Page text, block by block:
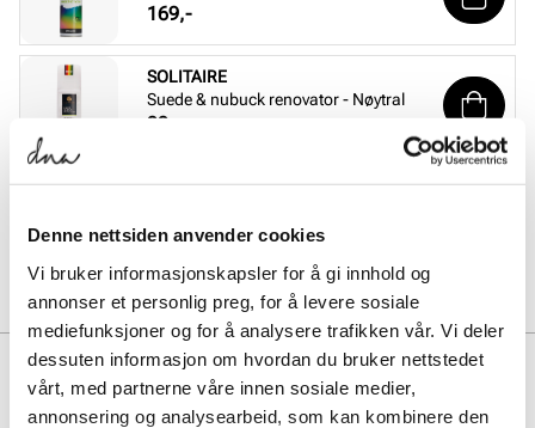
Denne nettsiden anvender cookies
Vi bruker informasjonskapsler for å gi innhold og
annonser et personlig preg, for å levere sosiale
mediefunksjoner og for å analysere trafikken vår. Vi deler
dessuten informasjon om hvordan du bruker nettstedet
vårt, med partnerne våre innen sosiale medier,
annonsering og analysearbeid, som kan kombinere den
Pris
169,-
SOLITAIRE
Suede & nubuck renovator - Nøytral
Pris
99,-
SOLITAIRE
Pris
99,-
BESKRIVELSE
BIRKENSTOCK Utti Lace LEVE Narrow er en elegant mokkasinsko i